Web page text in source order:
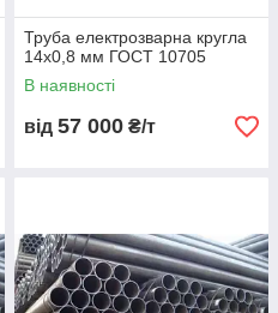
Труба електрозварна кругла
14х0,8 мм ГОСТ 10705
В наявності
від 57 000 ₴/т